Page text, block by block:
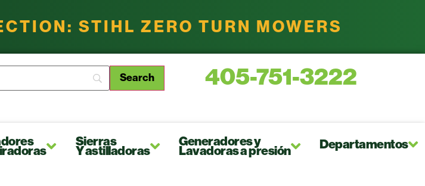
STIHL ZERO TURN MOWERS
405-751-3222
Sierras
Y astilladoras
Generadores y
Lavadoras a presión Departamentos